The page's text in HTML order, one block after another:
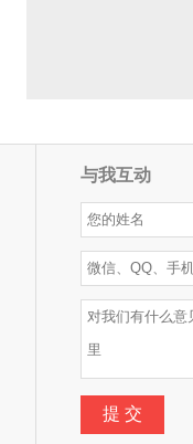
与我互动